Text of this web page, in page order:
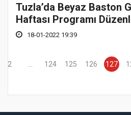
Tuzla’da Beyaz Baston
Haftası Programı
18-01-2022 19:39
2 124 125 126 127